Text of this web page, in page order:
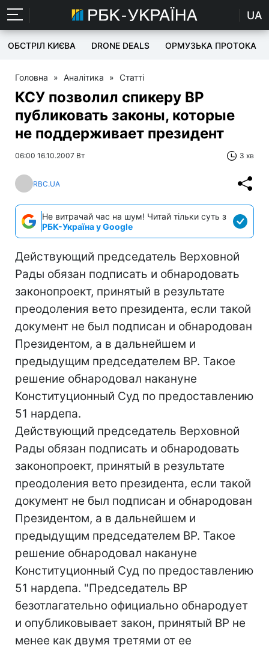
UA
ОБСТРІЛ КИЄВА DRONE DEALS ОРМУЗЬКА ПРОТОКА
Головна » Аналітика » Статті
КСУ позволил спикеру ВР
публиковать законы, которые
не поддерживает президент
06:00 16.10.2007 Вт 3 хв
RBC.UA
Не витрачай час на шум! Читай тільки суть з
РБК-Україна у Google
Действующий председатель Верховной
Рады обязан подписать и обнародовать
законопроект, принятый в результате
преодоления вето президента, если такой
документ не был подписан и обнародован
Президентом, а в дальнейшем и
предыдущим председателем ВР. Такое
решение обнародовал накануне
Конституционный Суд по предоставлению
51 нардепа.
Действующий председатель Верховной
Рады обязан подписать и обнародовать
законопроект, принятый в результате
преодоления вето президента, если такой
документ не был подписан и обнародован
Президентом, а в дальнейшем и
предыдущим председателем ВР. Такое
решение обнародовал накануне
Конституционный Суд по предоставлению
51 нардепа. "Председатель ВР
безотлагательно официально обнародует
и опубликовывает закон, принятый ВР не
менее как двумя третями от ее